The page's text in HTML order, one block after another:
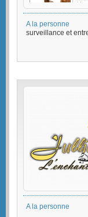
A la personne
surveillance et
A la personne